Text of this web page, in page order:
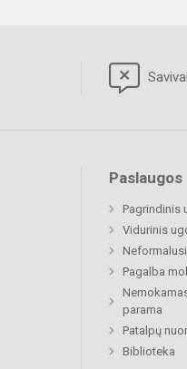
Paslaugos
Pagrindinis
Vidurinis
Pagalba
parama
Patalpų
Biblioteka